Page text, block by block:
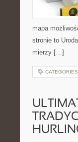
mapa
stronie to
mierzy […]